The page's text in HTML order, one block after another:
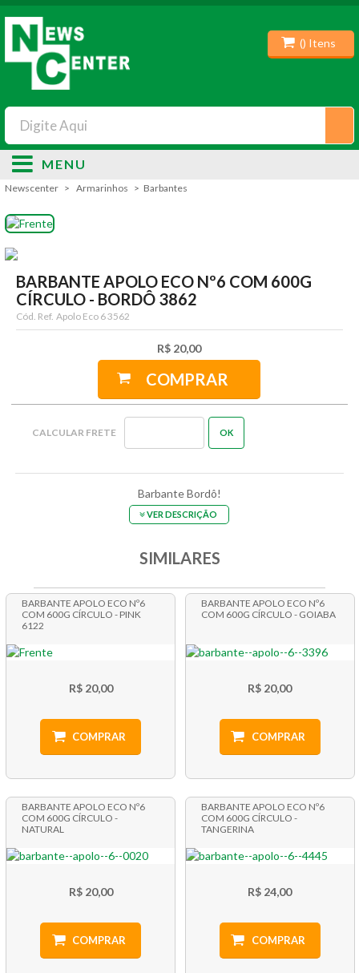
() Itens
MENU
Newscenter Armarinhos Barbantes
BARBANTE APOLO ECO Nº6 COM 600G
CÍRCULO - BORDÔ 3862
Cód. Ref. Apolo Eco 6 3562
R$ 20,00
COMPRAR
Barbante Bordô!
VER DESCRIÇÃO
SIMILARES
BARBANTE APOLO ECO Nº6
COM 600G CÍRCULO - PINK
6122
R$ 20,00
COMPRAR
BARBANTE APOLO ECO Nº6
COM 600G CÍRCULO - GOIABA
R$ 20,00
COMPRAR
BARBANTE APOLO ECO Nº6
COM 600G CÍRCULO -
NATURAL
R$ 20,00
COMPRAR
BARBANTE APOLO ECO Nº6
COM 600G CÍRCULO -
TANGERINA
R$ 24,00
COMPRAR